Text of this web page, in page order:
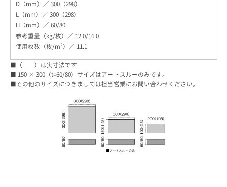
300（298）
300（298）
60/80
12.0/16.0
11.1
■（ ）は実寸法です
■ 150 × 300（t=60/80）サイズはアートスルーのみです。
■その他のサイズにつきましては担当営業にお問い合わせください。